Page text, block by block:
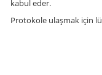
kabul eder.
Protokole ulaşmak için